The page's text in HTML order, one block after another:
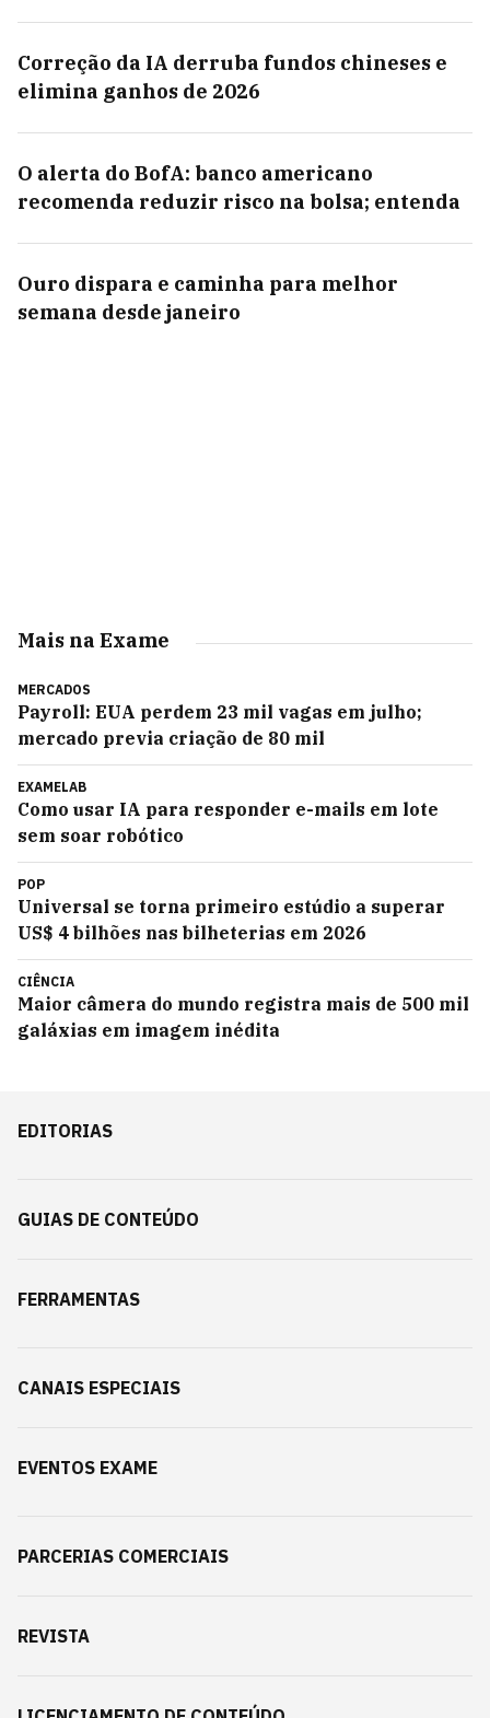
Correção da IA derruba fundos chineses e
elimina ganhos de 2026
O alerta do BofA: banco americano
recomenda reduzir risco na bolsa; entenda
Ouro dispara e caminha para melhor
semana desde janeiro
Mais na Exame
MERCADOS
Payroll: EUA perdem 23 mil vagas em julho;
mercado previa criação de 80 mil
EXAMELAB
Como usar IA para responder e-mails em lote
sem soar robótico
POP
Universal se torna primeiro estúdio a superar
US$ 4 bilhões nas bilheterias em 2026
CIÊNCIA
Maior câmera do mundo registra mais de 500 mil
galáxias em imagem inédita
EDITORIAS
GUIAS DE CONTEÚDO
FERRAMENTAS
CANAIS ESPECIAIS
EVENTOS EXAME
PARCERIAS COMERCIAIS
REVISTA